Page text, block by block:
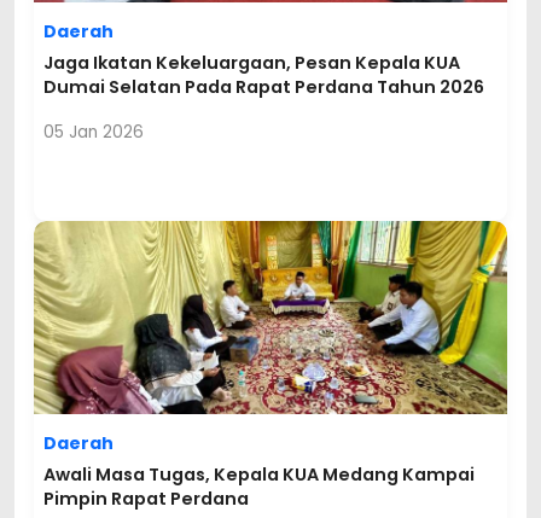
Daerah
Jaga Ikatan Kekeluargaan, Pesan Kepala KUA
Dumai Selatan Pada Rapat Perdana Tahun 2026
05 Jan 2026
Daerah
Awali Masa Tugas, Kepala KUA Medang Kampai
Pimpin Rapat Perdana